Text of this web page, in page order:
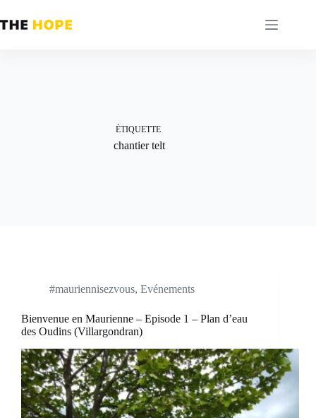
au
contenu
ÉTIQUETTE
chantier telt
#mauriennisezvous, Evénements
Bienvenue en Maurienne – Episode 1 – Plan d’eau
des Oudins (Villargondran)